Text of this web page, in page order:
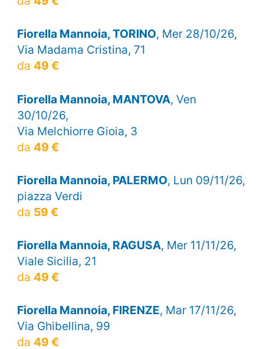
Fiorella Mannoia, TORINO, Mer 28/10/26,
Via Madama Cristina, 71
da 49 €
Fiorella Mannoia, MANTOVA, Ven
30/10/26,
Via Melchiorre Gioia, 3
da 49 €
Fiorella Mannoia, PALERMO, Lun 09/11/26,
piazza Verdi
da 59 €
Fiorella Mannoia, RAGUSA, Mer 11/11/26,
Viale Sicilia, 21
da 49 €
Fiorella Mannoia, FIRENZE, Mar 17/11/26,
Via Ghibellina, 99
da 49 €